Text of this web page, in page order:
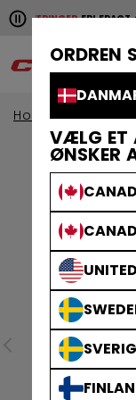
ORDREN
VÆLG ET
ØNSKER
Pause the
LEVERINGERFRI FRAGT
Hurtige leveringer
Home Tilbehør